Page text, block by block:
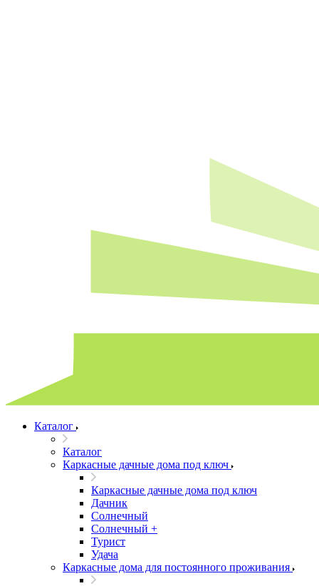
Каталог
Каталог
Каркасные дачные дома под ключ
Каркасные дачные дома под ключ
Дачник
Солнечный
Солнечный +
Турист
Удача
Каркасные дома для постоянного проживания